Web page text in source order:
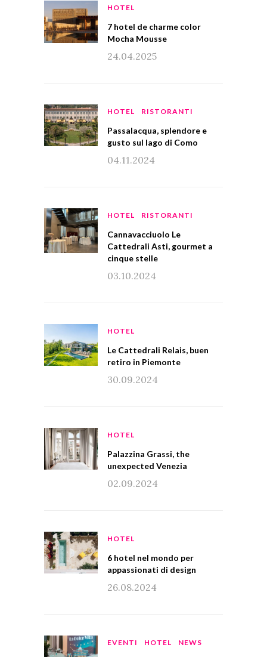
HOTEL
7 hotel de charme color
Mocha Mousse
24.04.2025
HOTEL RISTORANTI
Passalacqua, splendore e
gusto sul lago di Como
04.11.2024
HOTEL RISTORANTI
Cannavacciuolo Le
Cattedrali Asti, gourmet a
cinque stelle
03.10.2024
HOTEL
Le Cattedrali Relais, buen
retiro in Piemonte
30.09.2024
HOTEL
Palazzina Grassi, the
unexpected Venezia
02.09.2024
HOTEL
6 hotel nel mondo per
appassionati di design
26.08.2024
EVENTI HOTEL NEWS